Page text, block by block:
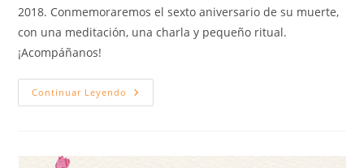
2018. Conmemoraremos el sexto aniversario de su muerte,
con una meditación, una charla y pequeño ritual.
¡Acompáñanos!
Continuar Leyendo